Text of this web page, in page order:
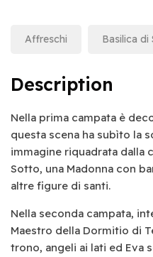
Affreschi Basilica di
Description
Nella prima campata è
questa scena ha subìto la
immagine riquadrata dalla
Sotto, una Madonna con
altre figure di santi.
Nella seconda campata,
Maestro della Dormitio di
trono, angeli ai lati ed Eva